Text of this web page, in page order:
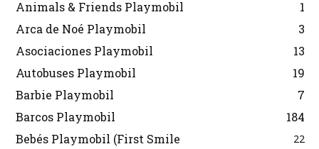
Animals & Friends Playmobil
1
Arca de Noé Playmobil
3
Asociaciones Playmobil
13
Autobuses Playmobil
19
Barbie Playmobil
7
Barcos Playmobil
184
Bebés Playmobil (First Smile
22